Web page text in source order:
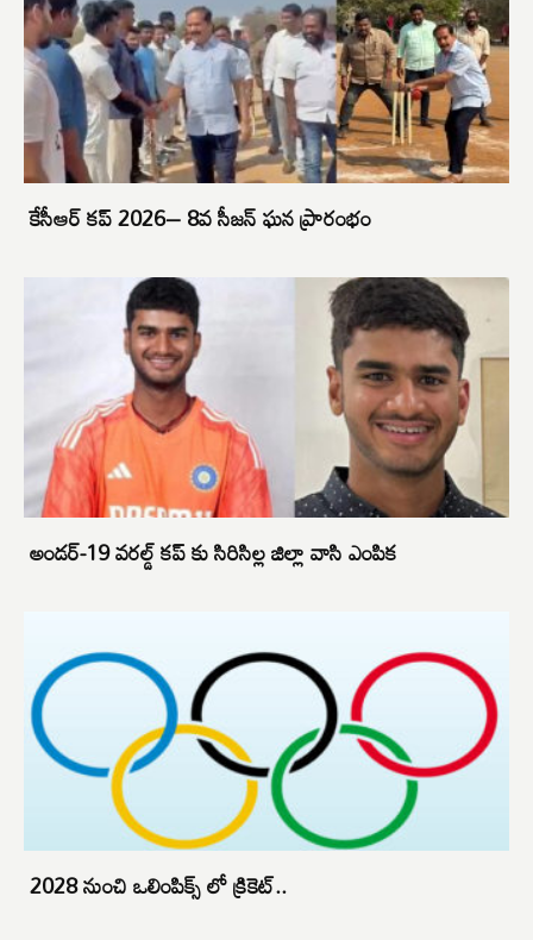
కేసీఆర్ కప్ 2026– 8వ సీజన్ ఘన ప్రారంభం
అండర్-19 వరల్డ్ కప్ కు సిరిసిల్ల జిల్లా వాసి ఎంపిక
2028 నుంచి ఒలింపిక్స్ లో క్రికెట్..